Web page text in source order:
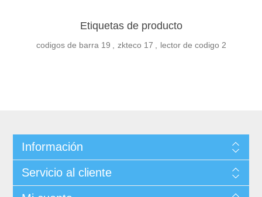
Etiquetas de producto
codigos de barra 19 , zkteco 17 , lector de codigo 2
Información
Servicio al cliente